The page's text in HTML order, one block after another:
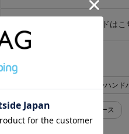
お買い物時のご利用ガイドはこ
Salvatore Ferragamo バッグ>ハンド
Salvatore Ferragamo レディース